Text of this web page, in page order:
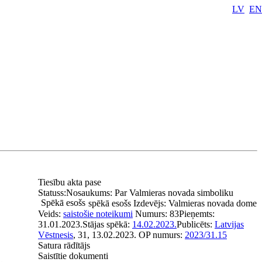
LV EN
Tiesību akta pase
Nosaukums: Par Valmieras novada simboliku
Statuss:
Spēkā esošs spēkā esošs Izdevējs: Valmieras novada dome
Veids: saistošie noteikumi Numurs: 83Pieņemts:
31.01.2023.Stājas spēkā: 14.02.2023.Publicēts: Latvijas
Vēstnesis, 31, 13.02.2023. OP numurs: 2023/31.15
Satura rādītājs
Saistītie dokumenti